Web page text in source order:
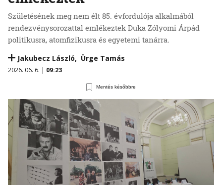
Születésének meg nem élt 85. évfordulója alkalmából
rendezvénysorozattal emlékeztek Duka Zólyomi Árpád
politikusra, atomfizikusra és egyetemi tanárra.
Jakubecz László, Ürge Tamás
2026. 06. 6. | 09:23
Mentés későbbre